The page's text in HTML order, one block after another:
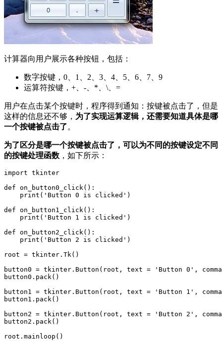
计算器向用户展示各种按钮，包括：
数字按键，0、1、2、3、4、5、6、7、9
运算符按键，+、-、*、\、=
用户在点击某个按键时，程序得到通知：按键被点击了，但是
这样的信息还不够， 为了实现运算逻辑，还需要知道具体是哪
一个按键被点击了。
为了区分是哪一个按键被点击了，可以为不同的按键设定不同
的按键处理函数 ，如下所示：
import tkinter
def on_button0_click():
    print('Button 0 is clicked')
def on_button1_click():
    print('Button 1 is clicked')
def on_button2_click():
    print('Button 2 is clicked')
root = tkinter.Tk()
button0 = tkinter.Button(root, text = 'Button 0',
button0.pack()
button1 = tkinter.Button(root, text = 'Button 1',
button1.pack()
button2 = tkinter.Button(root, text = 'Button 2',
button2.pack()